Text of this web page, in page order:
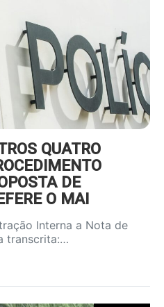
QUATRO
DE
O MAI
Interna a Nota de
transcrita:…